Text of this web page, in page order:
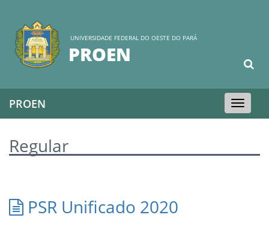
UNIVERSIDADE FEDERAL DO OESTE DO PARÁ
PROEN
Toggle
navigation
PROEN
Regular
PSR Unificado 2020